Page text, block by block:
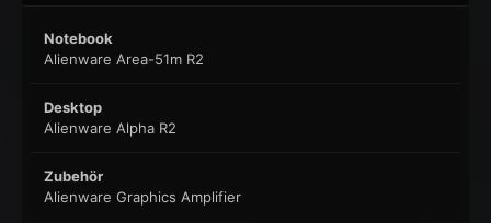
Notebook
Alienware Area-51m R2
Desktop
Alienware Alpha R2
Zubehör
Alienware Graphics Amplifier